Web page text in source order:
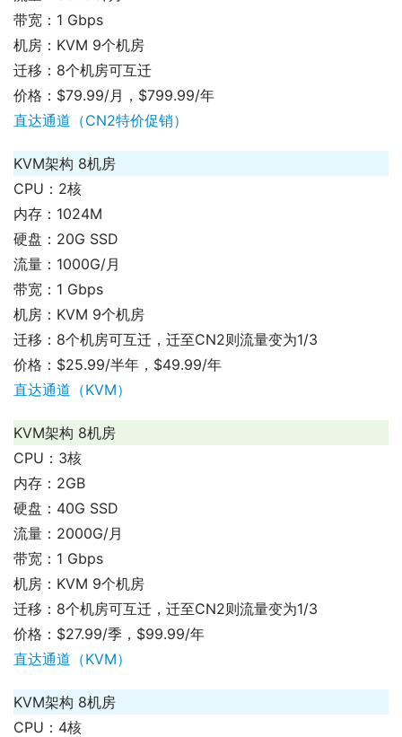
带宽：1 Gbps
机房：KVM 9个机房
迁移：8个机房可互迁
价格：$79.99/月，$799.99/年
直达通道（CN2特价促销）
KVM架构 8机房
CPU：2核
内存：1024M
硬盘：20G SSD
流量：1000G/月
带宽：1 Gbps
机房：KVM 9个机房
迁移：8个机房可互迁，迁至CN2则流量变为1/3
价格：$25.99/半年，$49.99/年
直达通道（KVM）
KVM架构 8机房
CPU：3核
内存：2GB
硬盘：40G SSD
流量：2000G/月
带宽：1 Gbps
机房：KVM 9个机房
迁移：8个机房可互迁，迁至CN2则流量变为1/3
价格：$27.99/季，$99.99/年
直达通道（KVM）
KVM架构 8机房
CPU：4核